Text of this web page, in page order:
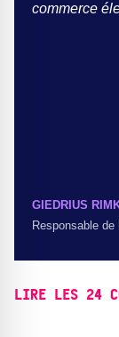
commerce
GIEDRIUS
Responsable
LIRE LES 24